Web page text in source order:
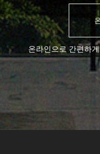
온라인으로 간편하